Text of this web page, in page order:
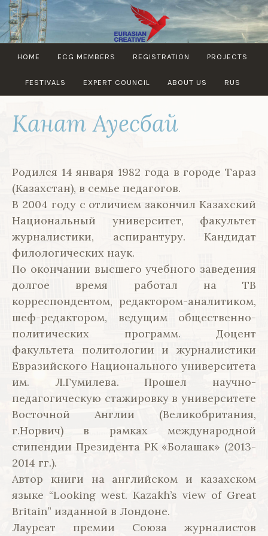
Skip
to
content
EURASIAN
CREATIVE
GUILD
HOME ECG MEMBERS REGISTRATION PROJECTS
FESTIVALS EXPERT COUNCIL ABOUT US RUS
Канат Ауесбай
Родился 14 января 1982 года в городе Тараз
(Казахстан), в семье педагогов.
В 2004 году с отличием закончил Казахский
Национальный университет, факультет
журналистики, аспирантуру. Кандидат
филологических наук.
По окончании высшего учебного заведения
долгое время работал на ТВ
корреспондентом, редактором-аналитиком,
шеф-редактором, ведущим общественно-
политических программ. Доцент
факультета политологии и журналистики
Евразийского Национального университета
им. Л.Гумилева. Прошел научно-
педагогическую стажировку в университете
Восточной Англии (Великобритания,
г.Норвич) в рамках международной
стипендии Президента РК «Болашак» (2013-
2014 гг.).
Автор книги на английском и казахском
языке “Looking west. Kazakh’s view of Great
Britain” изданной в Лондоне.
Лауреат премии Союза журналистов